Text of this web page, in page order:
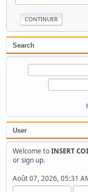
Search
User
Welcome toINSERT
orsign up.
Août 07, 2026, 05:31